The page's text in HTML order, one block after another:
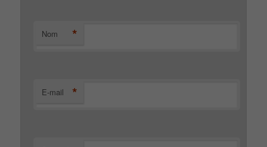
Nom *
E-mail *